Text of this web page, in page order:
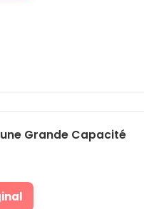
Grande Capacité